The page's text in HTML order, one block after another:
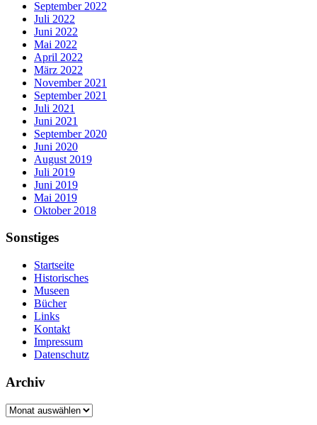
September 2022
Juli 2022
Juni 2022
Mai 2022
April 2022
März 2022
November 2021
September 2021
Juli 2021
Juni 2021
September 2020
Juni 2020
August 2019
Juli 2019
Juni 2019
Mai 2019
Oktober 2018
Sonstiges
Startseite
Historisches
Museen
Bücher
Links
Kontakt
Impressum
Datenschutz
Archiv
Archiv